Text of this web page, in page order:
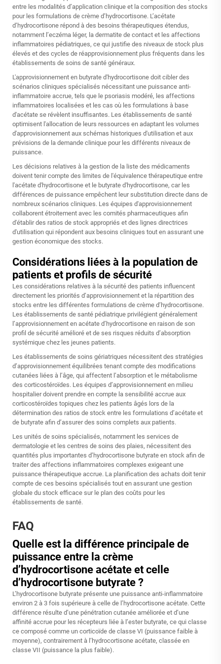
entre les modalités d’application clinique et la composition des stocks
pour les formulations de crème d’hydrocortisone. L’acétate
d’hydrocortisone répond à des besoins thérapeutiques étendus,
notamment l’eczéma léger, la dermatite de contact et les affections
inflammatoires pédiatriques, ce qui justifie des niveaux de stock plus
élevés et des cycles de réapprovisionnement plus fréquents dans les
établissements de soins de santé généraux.
L'approvisionnement en butyrate d'hydrocortisone doit cibler des
scénarios cliniques spécialisés nécessitant une puissance anti-
inflammatoire accrue, tels que le psoriasis modéré, les affections
inflammatoires localisées et les cas où les formulations à base
d'acétate se révèlent insuffisantes. Les établissements de santé
optimisent l'allocation de leurs ressources en adaptant les volumes
d'approvisionnement aux schémas historiques d'utilisation et aux
prévisions de la demande clinique pour les différents niveaux de
puissance.
Les décisions relatives à la gestion de la liste des médicaments
doivent tenir compte des limites de l'équivalence thérapeutique entre
l'acétate d'hydrocortisone et le butyrate d'hydrocortisone, car les
différences de puissance empêchent leur substitution directe dans de
nombreux scénarios cliniques. Les équipes d'approvisionnement
collaborent étroitement avec les comités pharmaceutiques afin
d'établir des ratios de stock appropriés et des lignes directrices
d'utilisation qui répondent aux besoins cliniques tout en assurant une
gestion économique des stocks.
Considérations liées à la population de
patients et profils de sécurité
Les considérations relatives à la sécurité des patients influencent
directement les priorités d’approvisionnement et la répartition des
stocks entre les différentes formulations de crème d’hydrocortisone.
Les établissements de santé pédiatrique privilégient généralement
l’approvisionnement en acétate d’hydrocortisone en raison de son
profil de sécurité amélioré et de ses risques réduits d’absorption
systémique chez les jeunes patients.
Les établissements de soins gériatriques nécessitent des stratégies
d’approvisionnement équilibrées tenant compte des modifications
cutanées liées à l’âge, qui affectent l’absorption et le métabolisme
des corticostéroïdes. Les équipes d’approvisionnement en milieu
hospitalier doivent prendre en compte la sensibilité accrue aux
corticostéroïdes topiques chez les patients âgés lors de la
détermination des ratios de stock entre les formulations d’acétate et
de butyrate afin d’assurer des soins complets aux patients.
Les unités de soins spécialisés, notamment les services de
dermatologie et les centres de soins des plaies, nécessitent des
quantités plus importantes d’hydrocortisone butyrate en stock afin de
traiter des affections inflammatoires complexes exigeant une
puissance thérapeutique accrue. La planification des achats doit tenir
compte de ces besoins spécialisés tout en assurant une gestion
globale du stock efficace sur le plan des coûts pour les
établissements de santé.
FAQ
Quelle est la différence principale de
puissance entre la crème
d’hydrocortisone acétate et celle
d’hydrocortisone butyrate ?
L’hydrocortisone butyrate présente une puissance anti-inflammatoire
environ 2 à 3 fois supérieure à celle de l’hydrocortisone acétate. Cette
différence résulte d’une pénétration cutanée améliorée et d’une
affinité accrue pour les récepteurs liée à l’ester butyrate, ce qui classe
ce composé comme un corticoïde de classe VI (puissance faible à
moyenne), contrairement à l’hydrocortisone acétate, classée en
classe VII (puissance la plus faible).